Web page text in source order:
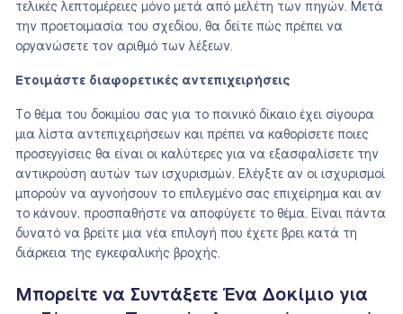
τελικές λεπτομέρειες μόνο μετά από μελέτη των πηγών. Μετά
την προετοιμασία του σχεδίου, θα δείτε πώς πρέπει να
οργανώσετε τον αριθμό των λέξεων.
Ετοιμάστε διαφορετικές αντεπιχειρήσεις
Το θέμα του δοκιμίου σας για το ποινικό δίκαιο έχει σίγουρα
μια λίστα αντεπιχειρήσεων και πρέπει να καθορίσετε ποιες
προσεγγίσεις θα είναι οι καλύτερες για να εξασφαλίσετε την
αντικρούση αυτών των ισχυρισμών. Ελέγξτε αν οι ισχυρισμοί
μπορούν να αγνοήσουν το επιλεγμένο σας επιχείρημα και αν
το κάνουν, προσπαθήστε να αποφύγετε το θέμα. Είναι πάντα
δυνατό να βρείτε μια νέα επιλογή που έχετε βρει κατά τη
διάρκεια της εγκεφαλικής βροχής.
Μπορείτε να Συντάξετε Ένα Δοκίμιο για